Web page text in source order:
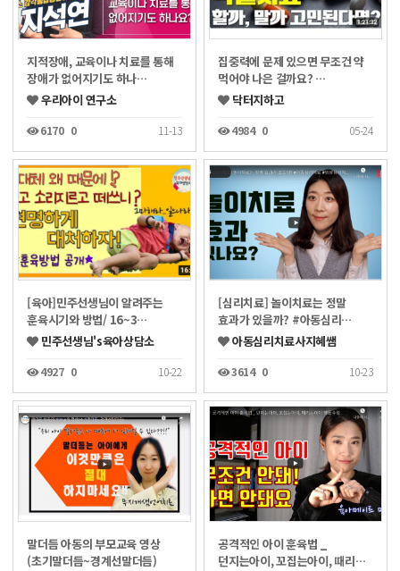
지적장애, 교육이나 치료를 통해
장애가 없어지기도 하나…
우리아이 연구소
6170 0 11-13
집중력에 문제 있으면 무조건 약
먹어야 나은 걸까요? …
닥터지하고
4984 0 05-24
[육아]민주선생님이 알려주는
훈육시기와 방법/ 16~3…
민주선생님's육아상담소
4927 0 10-22
[심리치료] 놀이치료는 정말
효과가 있을까? #아동심리…
아동심리치료사지혜쌤
3614 0 10-23
말더듬 아동의 부모교육 영상
(초기말더듬~경계선말더듬)
공격적인 아이 훈육법 _
던지는아이, 꼬집는아이, 때리…